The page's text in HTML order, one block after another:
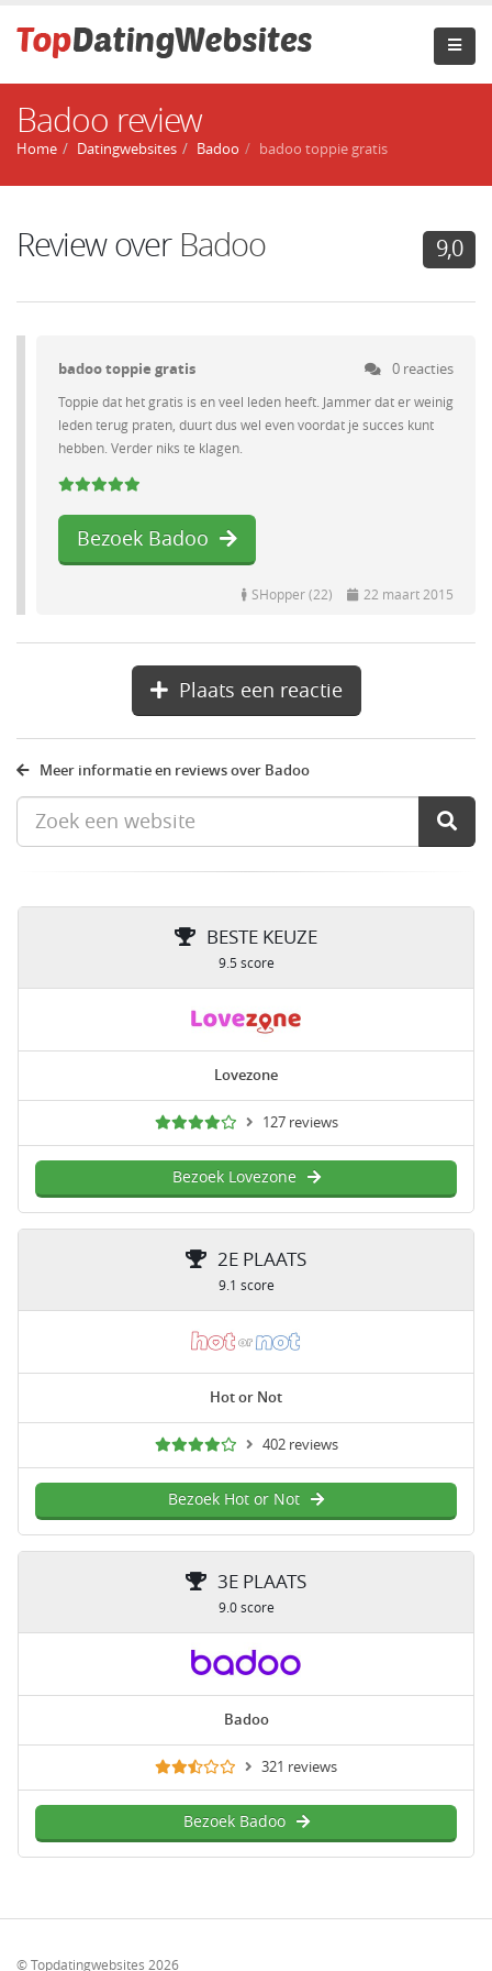
Badoo review
Home Datingwebsites Badoo badoo toppie gratis
Review over Badoo 9,0
badoo toppie gratis 0 reacties
Toppie dat het gratis is en veel leden heeft. Jammer dat er weinig
leden terug praten, duurt dus wel even voordat je succes kunt
hebben. Verder niks te klagen.
Bezoek Badoo
SHopper (22) 22 maart 2015
Plaats een reactie
Meer informatie en reviews over Badoo
BESTE KEUZE
9.5 score
Lovezone
127 reviews
Bezoek Lovezone
2E PLAATS
9.1 score
Hot or Not
402 reviews
Bezoek Hot or Not
3E PLAATS
9.0 score
Badoo
321 reviews
Bezoek Badoo
© Topdatingwebsites 2026